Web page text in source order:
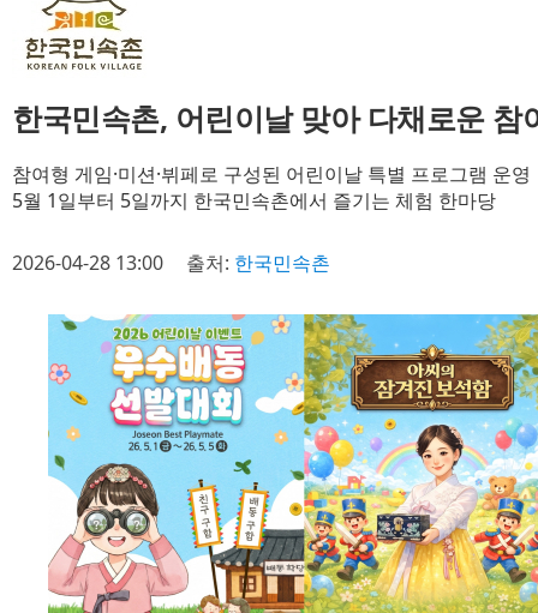
한국민속촌, 어린이날 맞아 다채로운 참
참여형 게임·미션·뷔페로 구성된 어린이날 특별 프로그램 운영
5월 1일부터 5일까지 한국민속촌에서 즐기는 체험 한마당
2026-04-28 13:00 출처: 한국민속촌